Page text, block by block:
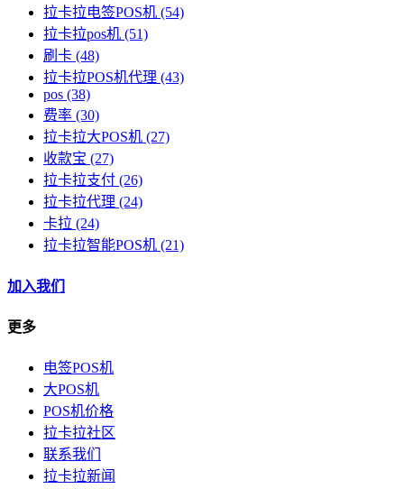
拉卡拉电签POS机 (54)
拉卡拉pos机 (51)
刷卡 (48)
拉卡拉POS机代理 (43)
pos (38)
费率 (30)
拉卡拉大POS机 (27)
收款宝 (27)
拉卡拉支付 (26)
拉卡拉代理 (24)
卡拉 (24)
拉卡拉智能POS机 (21)
加入我们
更多
电签POS机
大POS机
POS机价格
拉卡拉社区
联系我们
拉卡拉新闻